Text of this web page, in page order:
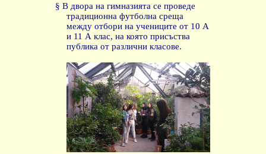
§ В двора на гимназията се проведе
традиционна футболна среща
между отбори на учениците от 10 А
и 11 А клас, на която присъства
публика от различни класове.